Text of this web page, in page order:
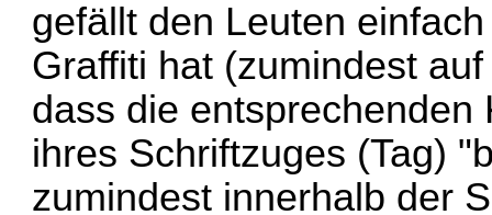
gefällt den Leuten
Graffiti hat (zumindest
dass die entsprechenden
ihres Schriftzuges (Tag)
zumindest innerhalb der